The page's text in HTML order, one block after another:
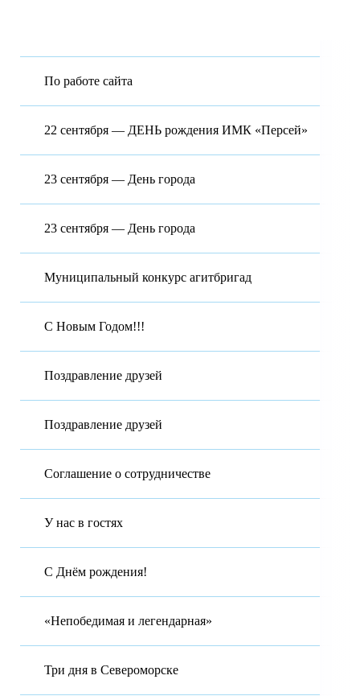
По работе сайта
22 сентября — ДЕНЬ рождения ИМК «Персей»
23 сентября — День города
23 сентября — День города
Муниципальный конкурс агитбригад
С Новым Годом!!!
Поздравление друзей
Поздравление друзей
Соглашение о сотрудничестве
У нас в гостях
С Днём рождения!
«Непобедимая и легендарная»
Три дня в Североморске